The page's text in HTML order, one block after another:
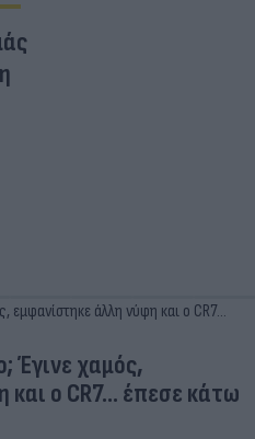
Έγινε χαμός,
ο CR7… έπεσε κάτω